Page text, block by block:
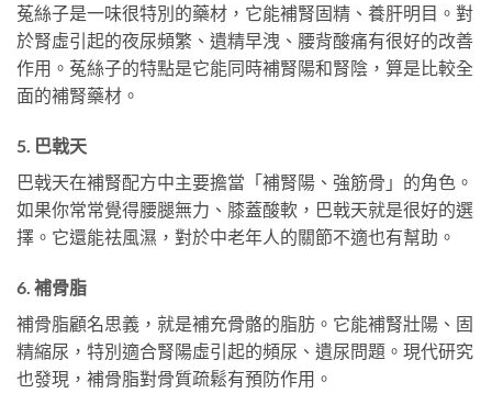
菟絲子是一味很特別的藥材，它能補腎固精、養肝明目。對
於腎虛引起的夜尿頻繁、遺精早洩、腰背酸痛有很好的改善
作用。菟絲子的特點是它能同時補腎陽和腎陰，算是比較全
面的補腎藥材。
5. 巴戟天
巴戟天在補腎配方中主要擔當「補腎陽、強筋骨」的角色。
如果你常常覺得腰腿無力、膝蓋酸軟，巴戟天就是很好的選
擇。它還能祛風濕，對於中老年人的關節不適也有幫助。
6. 補骨脂
補骨脂顧名思義，就是補充骨骼的脂肪。它能補腎壯陽、固
精縮尿，特別適合腎陽虛引起的頻尿、遺尿問題。現代研究
也發現，補骨脂對骨質疏鬆有預防作用。